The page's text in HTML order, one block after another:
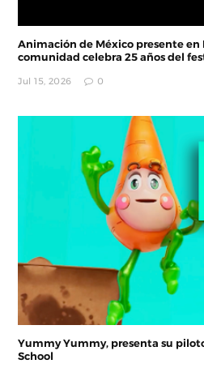
Animación de México presente en
comunidad celebra 25 años del
Jul 15, 2026 0
Yummy Yummy, presenta su
School